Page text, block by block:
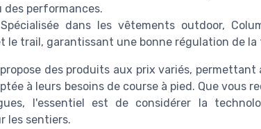
des performances.
Spécialisée dans les vêtements outdoor,
le trail, garantissant une bonne régulation de
des produits aux prix variés,
à leurs besoins de course à pied. Que vous
l'essentiel est de considérer la
les sentiers.